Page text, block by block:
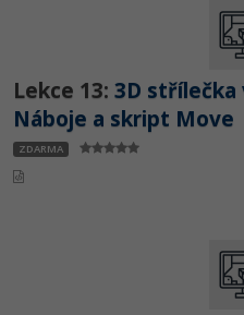
Lekce 13: 3D střílečka
Náboje a skript Move
ZDARMA